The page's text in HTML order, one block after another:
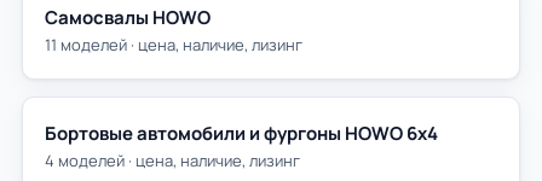
Самосвалы HOWO
11 моделей · цена, наличие, лизинг
Бортовые автомобили и фургоны HOWO 6х4
4 моделей · цена, наличие, лизинг